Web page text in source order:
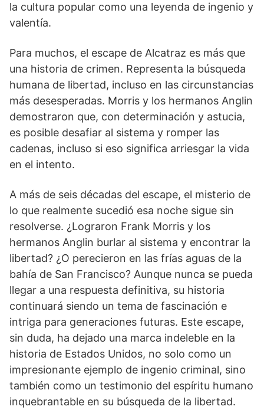
la cultura popular como una leyenda de ingenio y
valentía.
Para muchos, el escape de Alcatraz es más que
una historia de crimen. Representa la búsqueda
humana de libertad, incluso en las circunstancias
más desesperadas. Morris y los hermanos Anglin
demostraron que, con determinación y astucia,
es posible desafiar al sistema y romper las
cadenas, incluso si eso significa arriesgar la vida
en el intento.
A más de seis décadas del escape, el misterio de
lo que realmente sucedió esa noche sigue sin
resolverse. ¿Lograron Frank Morris y los
hermanos Anglin burlar al sistema y encontrar la
libertad? ¿O perecieron en las frías aguas de la
bahía de San Francisco? Aunque nunca se pueda
llegar a una respuesta definitiva, su historia
continuará siendo un tema de fascinación e
intriga para generaciones futuras. Este escape,
sin duda, ha dejado una marca indeleble en la
historia de Estados Unidos, no solo como un
impresionante ejemplo de ingenio criminal, sino
también como un testimonio del espíritu humano
inquebrantable en su búsqueda de la libertad.